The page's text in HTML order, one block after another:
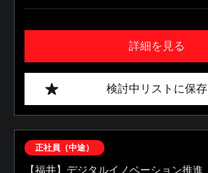
詳細を見る
検討中リストに保存
正社員（中途）
【福井】デジタルイノベーション推進